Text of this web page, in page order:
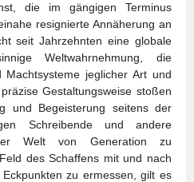
die im gängigen Terminus
resignierte Annäherung an
seit Jahrzehnten eine globale
Weltwahrnehmung, die
jeglicher Art und
Gestaltungsweise stoßen
und Begeisterung seitens der
Schreibende und andere
Welt von Generation zu
des Schaffens mit und nach
zu ermessen, gilt es